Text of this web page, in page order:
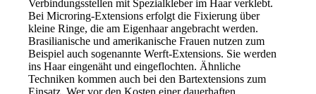
Verbindungsstellen mit Spezialkleber im Haar verklebt.
Bei Microring-Extensions erfolgt die Fixierung über
kleine Ringe, die am Eigenhaar angebracht werden.
Brasilianische und amerikanische Frauen nutzen zum
Beispiel auch sogenannte Werft-Extensions. Sie werden
ins Haar eingenäht und eingeflochten. Ähnliche
Techniken kommen auch bei den Bartextensions zum